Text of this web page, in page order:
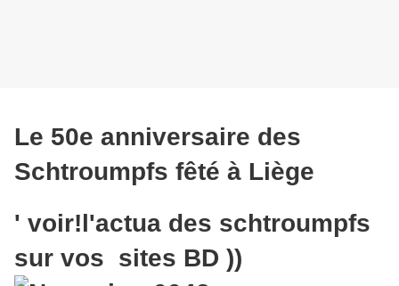
Le 50e anniversaire des
Schtroumpfs fêté à Liège
' voir!l'actua des schtroumpfs
sur vos sites BD ))